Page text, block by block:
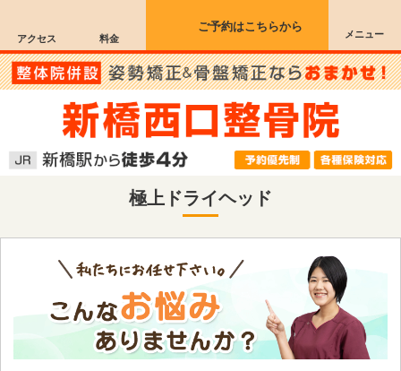
アクセス 料金
ご予約はこちらから
メニュー
極上ドライヘッド